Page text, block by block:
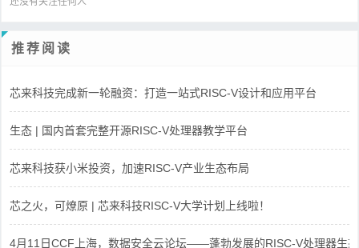
推荐阅读
芯来科技完成新一轮融资：打造一站式RISC-V设计和应用平台
生态 | 国内首套完整开源RISC-V处理器教学平台
芯来科技获小米投资，加速RISC-V产业生态布局
芯之火，可燎原 | 芯来科技RISC-V大学计划上线啦！
4月11日CCF上海，数据安全云论坛——蓬勃发展的RISC-V处理器生态